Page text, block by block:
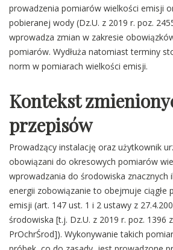
prowadzenia pomiarów wielkości emisji
pobieranej wody (Dz.U. z 2019 r. poz.
wprowadza zmian w zakresie
pomiarów. Wydłuża natomiast terminy
norm w pomiarach wielkości emisji.
Kontekst
przepisów
Prowadzący instalację oraz użytkownik
obowiązani do okresowych pomiarów
wprowadzania do środowiska znacznych
energii zobowiązanie to obejmuje ciągłe
emisji (art. 147 ust. 1 i 2 ustawy z
środowiska [t.j. Dz.U. z 2019 r. poz. 1396
PrOchrŚrod]). Wykonywanie takich